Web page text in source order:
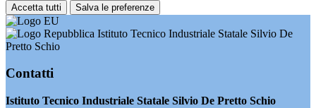
Accetta tutti Salva le preferenze
Istituto Tecnico Industriale Statale Silvio De
Pretto Schio
Contatti
Istituto Tecnico Industriale Statale Silvio De Pretto Schio